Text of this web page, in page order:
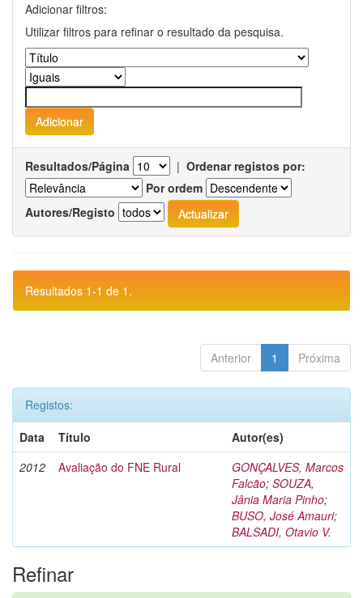
Adicionar filtros:
Utilizar filtros para refinar o resultado da pesquisa.
Resultados/Página | Ordenar registos por:
Por ordem
Autores/Registo
Resultados 1-1 de 1.
Anterior 1 Próxima
Registos:
Data
Título
Autor(es)
2012
Avaliação do FNE Rural
GONÇALVES, Marcos
Falcão; SOUZA,
Jânia Maria Pinho;
BUSO, José Amauri;
BALSADI, Otavio V.
Refinar